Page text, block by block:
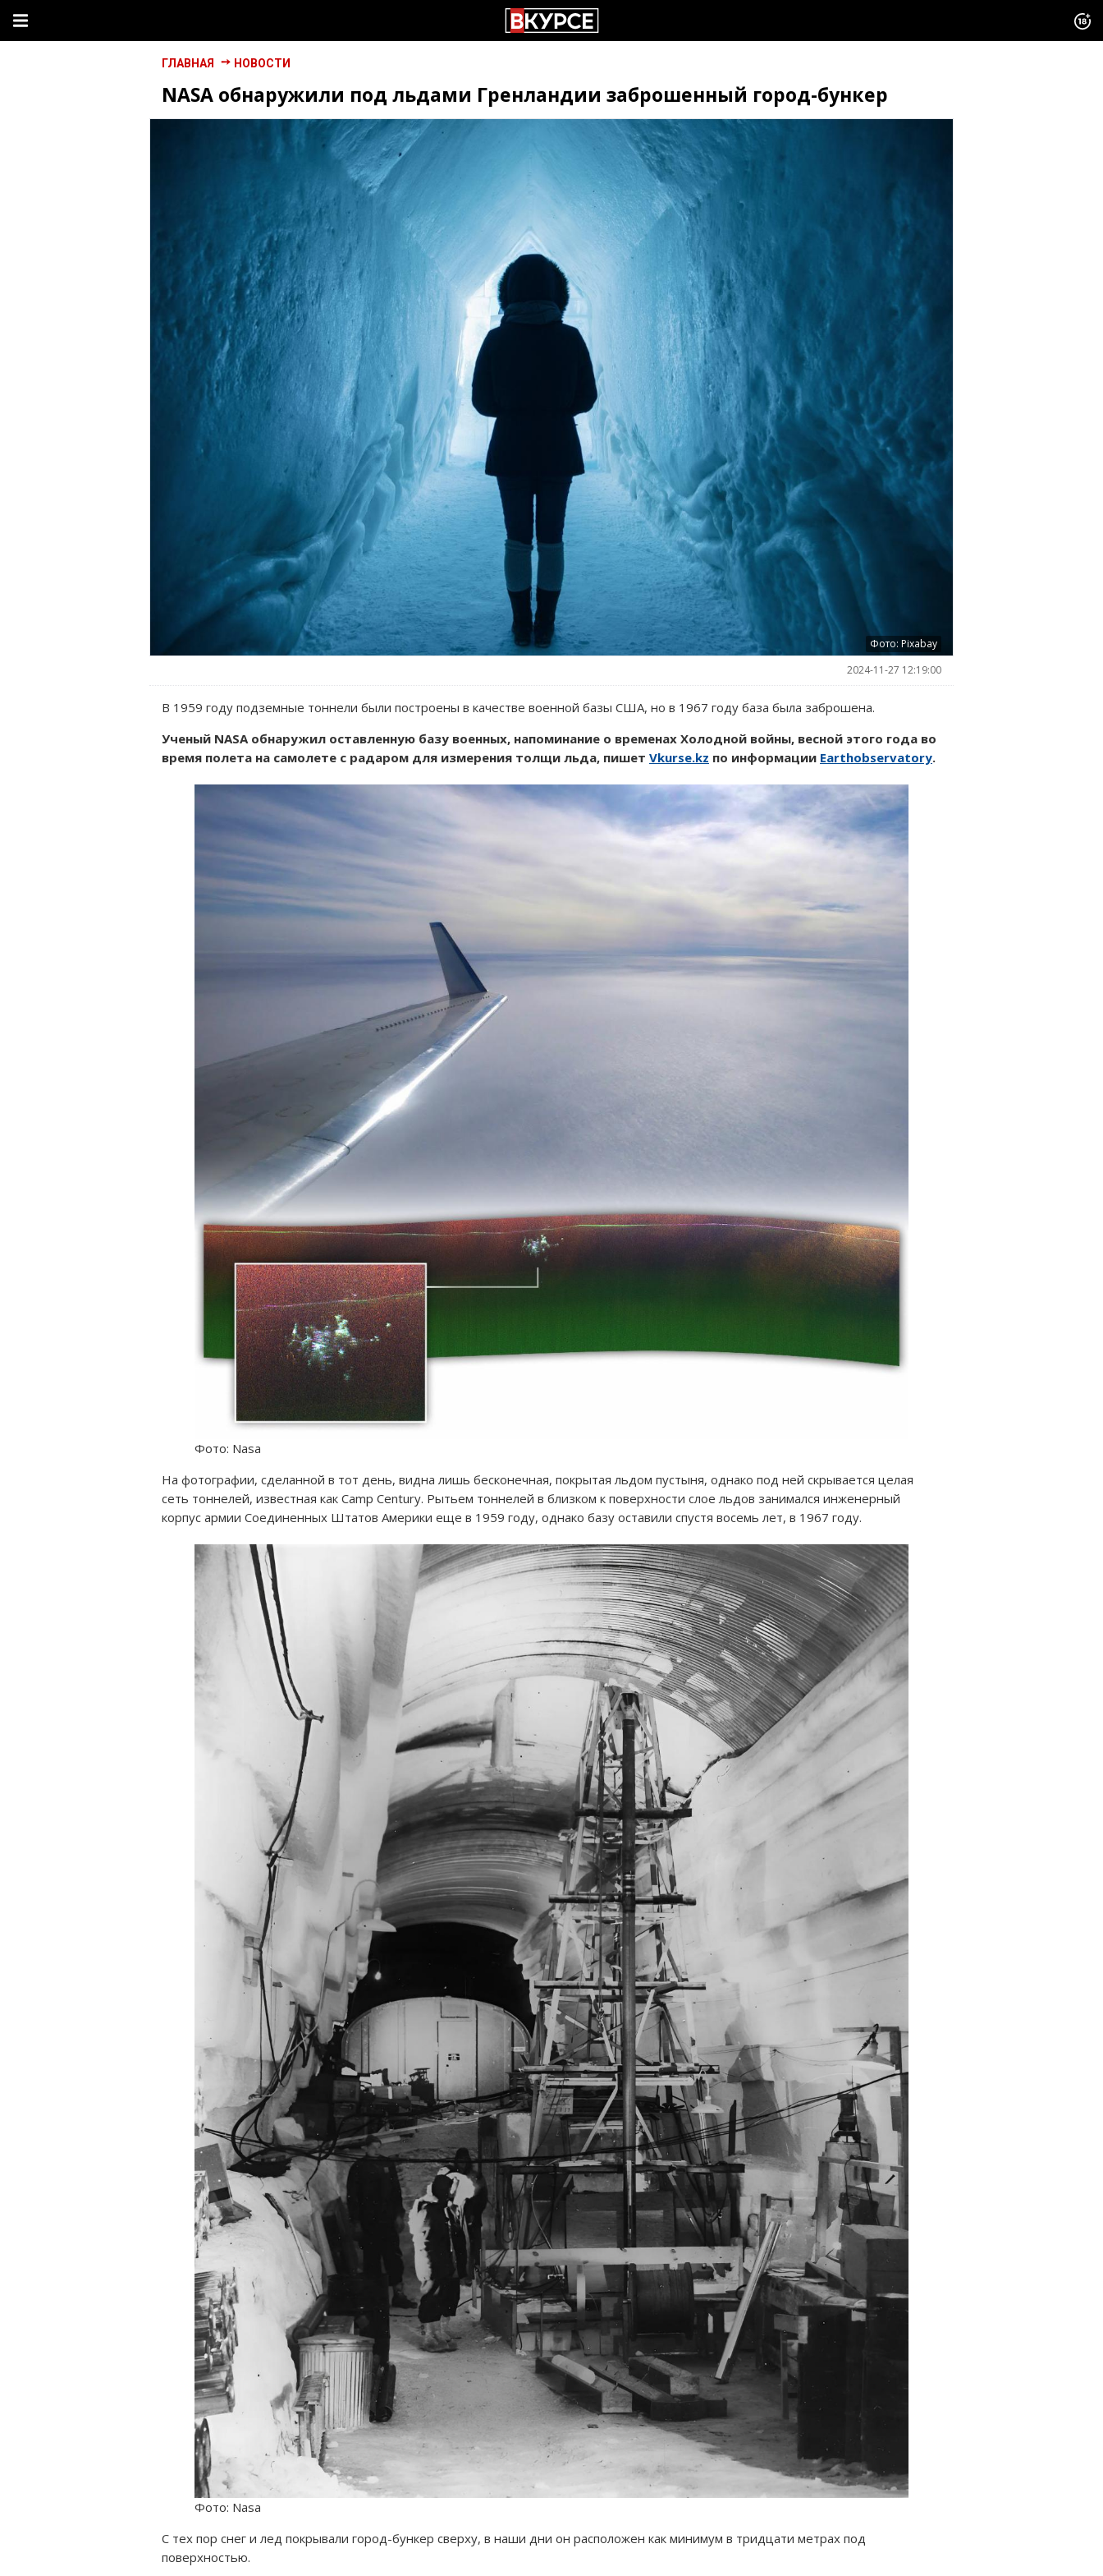
ГЛАВНАЯ НОВОСТИ
NASA обнаружили под льдами Гренландии заброшенный город-бункер
Фото: Pixabay
2024-11-27 12:19:00
В 1959 году подземные тоннели были построены в качестве военной базы США, но в 1967 году база была заброшена.
Ученый NASA обнаружил оставленную базу военных, напоминание о временах Холодной войны, весной этого года во
время полета на самолете с радаром для измерения толщи льда, пишет Vkurse.kz по информации Earthobservatory.
Фото: Nasa
На фотографии, сделанной в тот день, видна лишь бесконечная, покрытая льдом пустыня, однако под ней скрывается целая
сеть тоннелей, известная как Camp Century. Рытьем тоннелей в близком к поверхности слое льдов занимался инженерный
корпус армии Соединенных Штатов Америки еще в 1959 году, однако базу оставили спустя восемь лет, в 1967 году.
Фото: Nasa
С тех пор снег и лед покрывали город-бункер сверху, в наши дни он расположен как минимум в тридцати метрах под
поверхностью.